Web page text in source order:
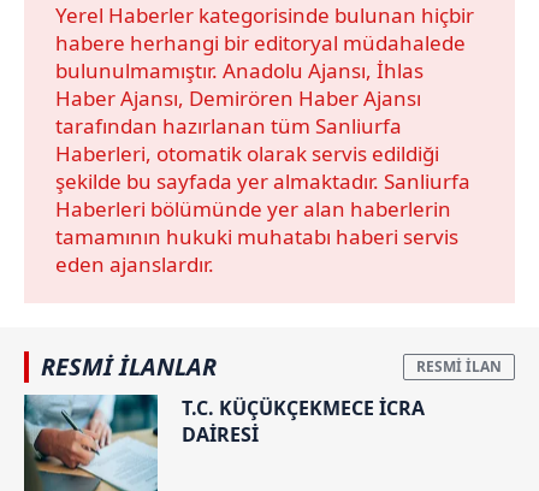
6698 sayılı Kişisel Verilerin Korunması Kanunu uyarınca
hazırlanmış Aydınlatma Metnimizi okumak ve sitemizde
ilgili mevzuata uygun olarak kullanılan çerezlerle ilgili bilgi
almak için lütfentıklayınız.
Yerel Haberler kategorisinde bulunan hiçbir
habere herhangi bir editoryal müdahalede
bulunulmamıştır. Anadolu Ajansı, İhlas
Haber Ajansı, Demirören Haber Ajansı
tarafından hazırlanan tüm Sanliurfa
Haberleri, otomatik olarak servis edildiği
şekilde bu sayfada yer almaktadır. Sanliurfa
Haberleri bölümünde yer alan haberlerin
tamamının hukuki muhatabı haberi servis
eden ajanslardır.
RESMİ İLANLAR
T.C. KÜÇÜKÇEKMECE İCRA
DAİRESİ